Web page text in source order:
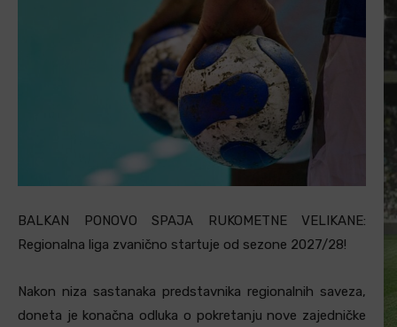
BALKAN PONOVO SPAJA RUKOMETNE VELIKANE:
Regionalna liga zvanično startuje od sezone 2027/28!
Nakon niza sastanaka predstavnika regionalnih saveza,
doneta je konačna odluka o pokretanju nove zajedničke